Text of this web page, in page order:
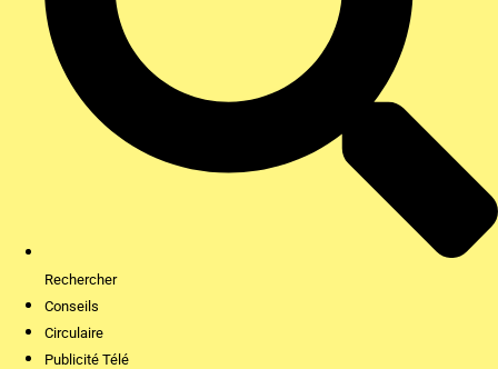
Rechercher
Conseils
Circulaire
Publicité Télé